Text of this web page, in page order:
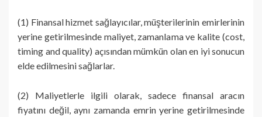
(1) Finansal hizmet sağlayıcılar, müşterilerinin emirlerinin
yerine getirilmesinde maliyet, zamanlama ve kalite (cost,
timing and quality) açısından mümkün olan en iyi sonucun
elde edilmesini sağlarlar.
(2) Maliyetlerle ilgili olarak, sadece finansal aracın
fiyatını değil, aynı zamanda emrin yerine getirilmesinde